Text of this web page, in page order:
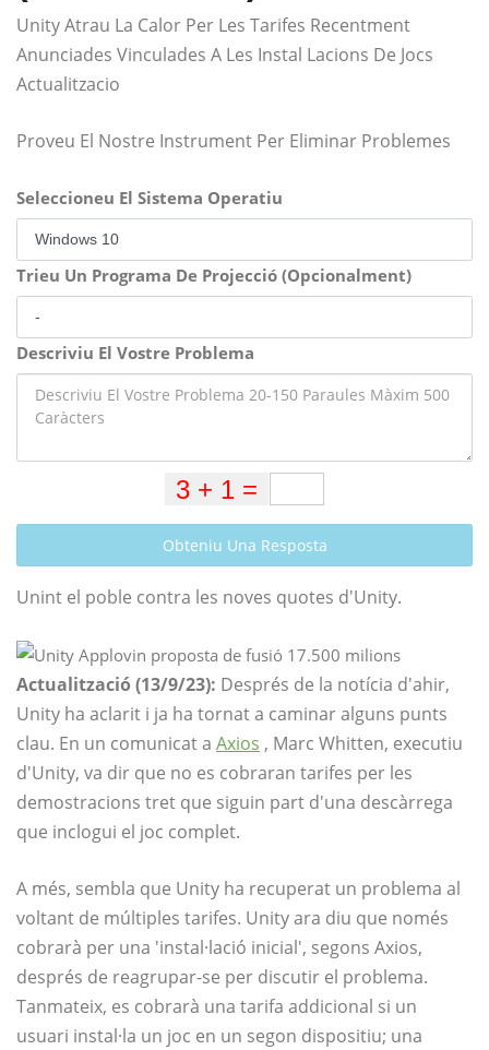
Unity Atrau La Calor Per Les Tarifes Recentment
Anunciades Vinculades A Les Instal Lacions De Jocs
Actualitzacio
Proveu El Nostre Instrument Per Eliminar Problemes
Seleccioneu El Sistema Operatiu
Trieu Un Programa De Projecció (Opcionalment)
Descriviu El Vostre Problema
Obteniu Una Resposta
Unint el poble contra les noves quotes d'Unity.
Actualització (13/9/23): Després de la notícia d'ahir,
Unity ha aclarit i ja ha tornat a caminar alguns punts
clau. En un comunicat a Axios , Marc Whitten, executiu
d'Unity, va dir que no es cobraran tarifes per les
demostracions tret que siguin part d'una descàrrega
que inclogui el joc complet.
A més, sembla que Unity ha recuperat un problema al
voltant de múltiples tarifes. Unity ara diu que només
cobrarà per una 'instal·lació inicial', segons Axios,
després de reagrupar-se per discutir el problema.
Tanmateix, es cobrarà una tarifa addicional si un
usuari instal·la un joc en un segon dispositiu; una